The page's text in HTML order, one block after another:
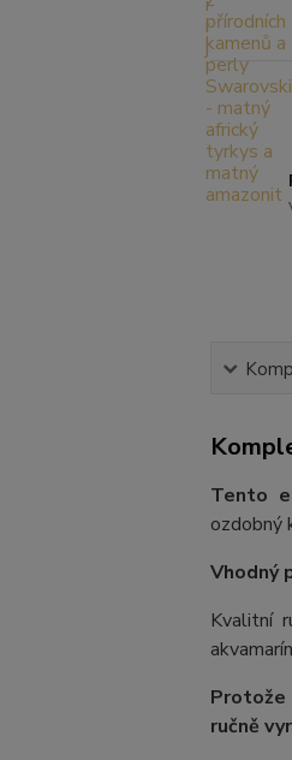
Tento
ozdobný
Vhodný
Kvalitní
Protože
ručně